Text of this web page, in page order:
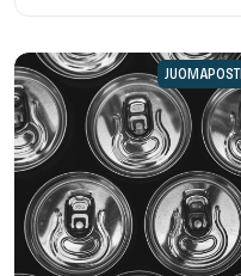
JUOMAPOSTI